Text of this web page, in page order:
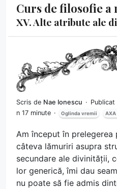
Curs de filosofie a
XV. Alte atribute ale
Scris de Nae Ionescu Publicat
n 17 minute
Oglinda vremii AXA
Am început în prelegerea
câteva lămuriri asupra
secundare ale divinității,
lor generică, îmi dau
nu poate să fie admis